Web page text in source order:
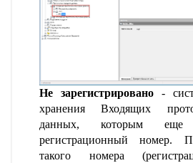
Не зарегистрировано -
хранения Входящих
данных, которым
регистрационный номер.
такого номера